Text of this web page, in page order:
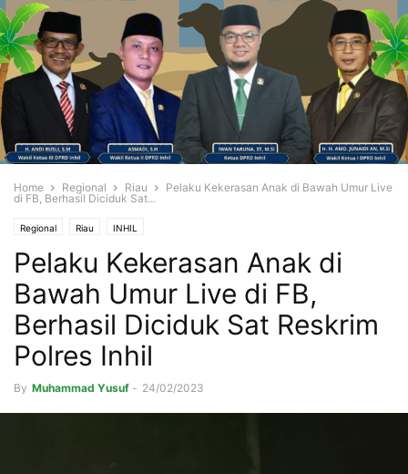
Home Regional Riau
Pelaku Kekerasan Anak di Bawah Umur Live
di FB, Berhasil Diciduk Sat...
Regional Riau INHIL
Pelaku Kekerasan Anak di
Bawah Umur Live di FB,
Berhasil Diciduk Sat Reskrim
Polres Inhil
By Muhammad Yusuf - 24/02/2023